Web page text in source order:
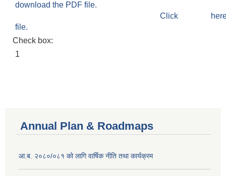
download the PDF file.
Click
file.
Check box:
1
Annual Plan & Roadmaps
आ.ब. २०८०/०८१ को लागि वार्षिक नीति तथा कार्यक्रम